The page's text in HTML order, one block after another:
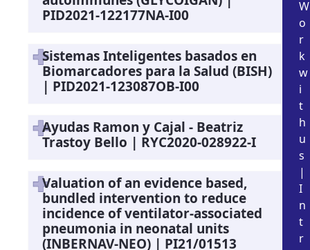
PID2021-122177NA-I00
Sistemas Inteligentes basados en
Biomarcadores para la Salud (BISH)
| PID2021-123087OB-I00
Ayudas Ramon y Cajal - Beatriz
Trastoy Bello | RYC2020-028922-I
Valuation of an evidence based,
bundled intervention to reduce
incidence of ventilator-associated
pneumonia in neonatal units
(INBERNAV-NEO) | PI21/01513
W
o
r
k
w
i
t
h
u
s
|
I
n
t
r